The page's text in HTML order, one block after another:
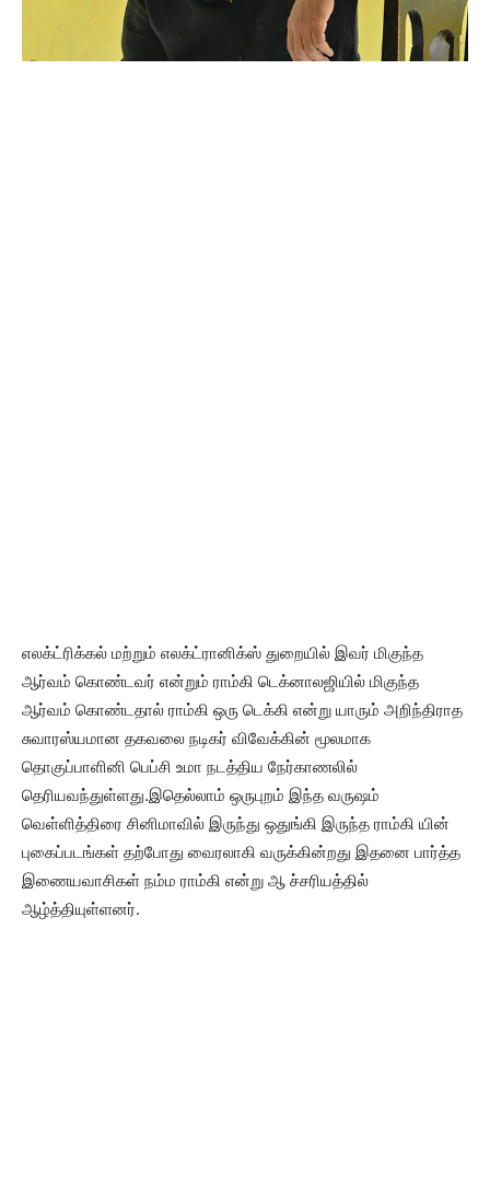
எலக்ட்ரிக்கல் மற்றும் எலக்ட்ரானிக்ஸ் துறையில் இவர் மிகுந்த
ஆர்வம் கொண்டவர் என்றும் ராம்கி டெக்னாலஜியில் மிகுந்த
ஆர்வம் கொண்டதால் ராம்கி ஒரு டெக்கி என்று யாரும் அறிந்திராத
சுவாரஸ்யமான தகவலை நடிகர் விவேக்கின் மூலமாக
தொகுப்பாளினி பெப்சி உமா நடத்திய நேர்காணலில்
தெரியவந்துள்ளது.இதெல்லாம் ஒருபுறம் இந்த வருஷம்
வெள்ளித்திரை சினிமாவில் இருந்து ஒதுங்கி இருந்த ராம்கி யின்
புகைப்படங்கள் தற்போது வைரலாகி வருக்கின்றது இதனை பார்த்த
இணையவாசிகள் நம்ம ராம்கி என்று ஆ ச்சரியத்தில்
ஆழ்த்தியுள்ளனர்.